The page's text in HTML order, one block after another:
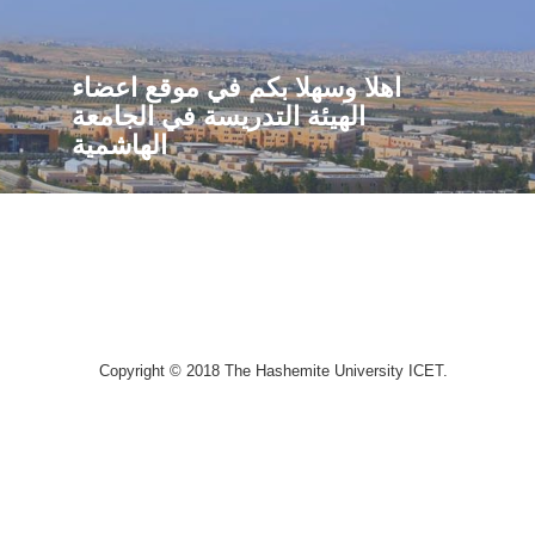
اهلا وسهلا بكم في موقع اعضاء
الهيئة التدريسة في الجامعة
الهاشمية
Copyright © 2018 The Hashemite University ICET.